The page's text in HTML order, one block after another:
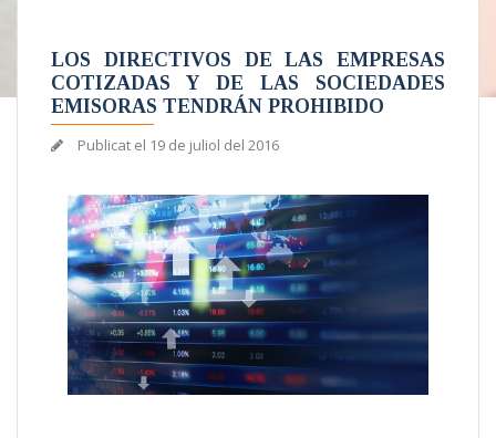
LOS DIRECTIVOS DE LAS EMPRESAS
COTIZADAS Y DE LAS SOCIEDADES
EMISORAS TENDRÁN PROHIBIDO
Publicat el 19 de juliol del 2016